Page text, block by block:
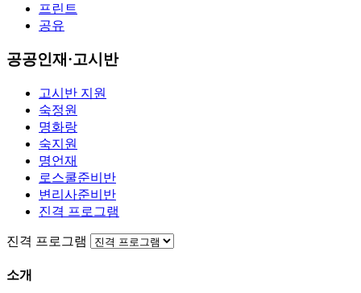
프린트
공유
공공인재·고시반
고시반 지원
숙정원
명화랑
숙지원
명언재
로스쿨준비반
변리사준비반
진격 프로그램
진격 프로그램
소개